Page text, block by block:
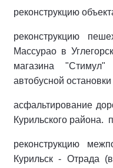
реконструкцию
реконструкцию
Массурао в
магазина
автобусной
асфальтирование
Курильского района.
реконструкцию
Курильск - Отрада